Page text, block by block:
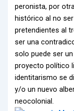
peronista, por
histórico al no
pretendientes al
ser una
solo puede ser
proyecto político
identitarismo se
y/o un nuevo
neocolonial.